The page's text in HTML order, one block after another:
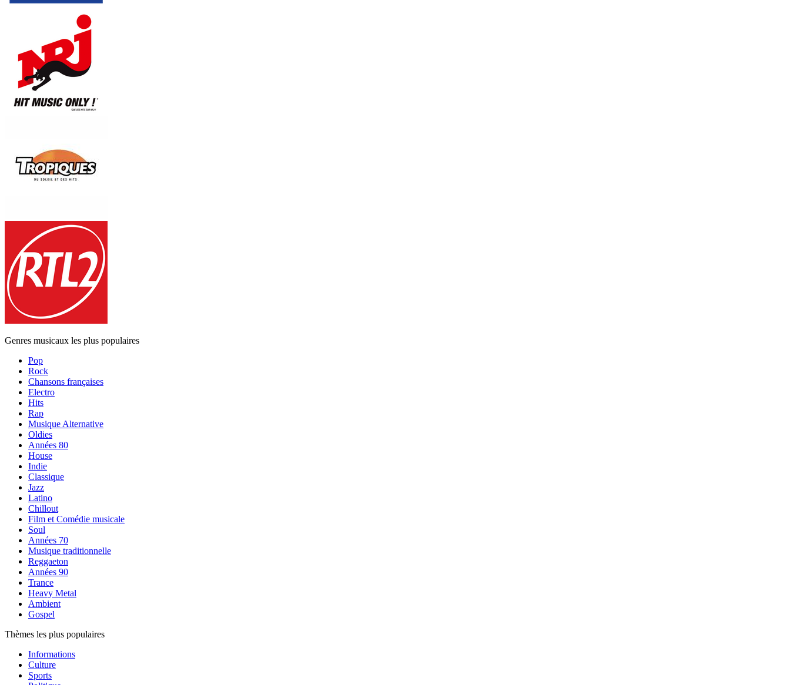
Genres musicaux les plus populaires
Pop
Rock
Chansons françaises
Electro
Hits
Rap
Musique Alternative
Oldies
Années 80
House
Indie
Classique
Jazz
Latino
Chillout
Film et Comédie musicale
Soul
Années 70
Musique traditionnelle
Reggaeton
Années 90
Trance
Heavy Metal
Ambient
Gospel
Thèmes les plus populaires
Informations
Culture
Sports